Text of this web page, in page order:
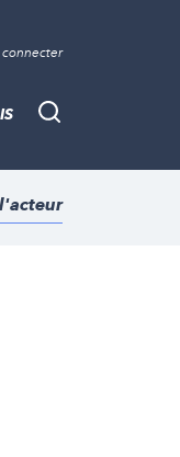
connecter
Recherche